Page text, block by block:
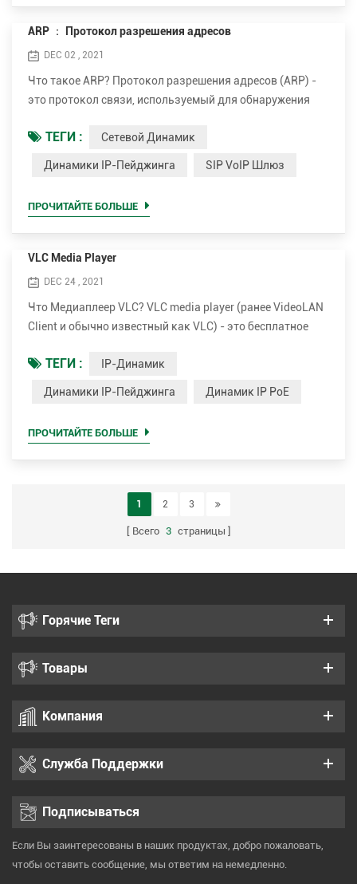
сервера. В сочетании с на...
ARP ： Протокол разрешения адресов
DEC 02 , 2021
Что такое ARP? Протокол разрешения адресов (ARP) -
это протокол связи, используемый для обнаружения
2, такого как адрес управления доступом к среде
(MAC)), связанного с адресом уровня Интернета (адрес
или запрос-ответ, в котором одно устройств...
ТЕГИ : Сетевой Динамик
Динамики IP-Пейджинга SIP VoIP Шлюз
ПРОЧИТАЙТЕ БОЛЬШЕ
VLC Media Player
DEC 24 , 2021
Что Медиаплеер VLC? VLC media player (ранее VideoLAN
Client и обычно известный как VLC) - это бесплатное
обеспечение с открытым исходным кодом для
медиаплеера и сервер потокового мультимедиа,
платформ, таких как Android, iOS и iPadOS. VLC также
доступен на платфор...
ТЕГИ : IP-Динамик
Динамики IP-Пейджинга Динамик IP PoE
ПРОЧИТАЙТЕ БОЛЬШЕ
1 2 3
Всего 3 страницы
Горячие Теги
Товары
Компания
Служба Поддержки
Подписываться
Если Вы заинтересованы в наших продуктах, добро пожаловать,
чтобы оставить сообщение, мы ответим на немедленно.